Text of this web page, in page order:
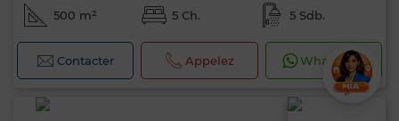
500 m² 5 Ch. 5 Sdb.
Contacter Appelez WhatsApp